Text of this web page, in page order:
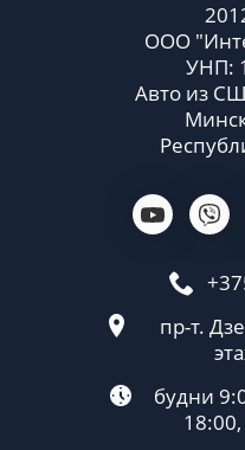
ООО
УНП:
Авто из
пр-т.
будни